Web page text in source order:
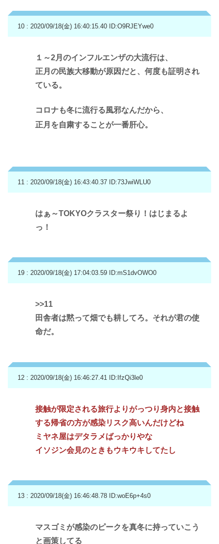
10 : 2020/09/18(金) 16:40:15.40 ID:O9RJEYwe0
１～2月のインフルエンザの大流行は、
正月の民族大移動が原因だと、何度も証明され
ている。
コロナも冬に流行る風邪なんだから、
正月を自粛することが一番肝心。
11 : 2020/09/18(金) 16:43:40.37 ID:73JwiWLU0
はぁ～TOKYOクラスター祭り！はじまるよ
っ！
19 : 2020/09/18(金) 17:04:03.59 ID:mS1dvOWO0
>>11
田舎者は黙って畑でも耕してろ。それが君の使
命だ。
12 : 2020/09/18(金) 16:46:27.41 ID:IfzQi3le0
接触が限定される旅行よりがっつり身内と接触
する帰省の方が感染リスク高いんだけどね
ミヤネ屋はデタラメばっかりやな
イソジン会見のときもウキウキしてたし
13 : 2020/09/18(金) 16:46:48.78 ID:woE6p+4s0
マスゴミが感染のピークを真冬に持っていこう
と画策してる